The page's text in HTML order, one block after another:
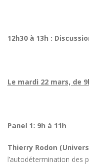
12h30 à 13h :
Le mardi 22 mars, de
Panel 1: 9h à 11h
Thierry Rodon
l’autodétermination des